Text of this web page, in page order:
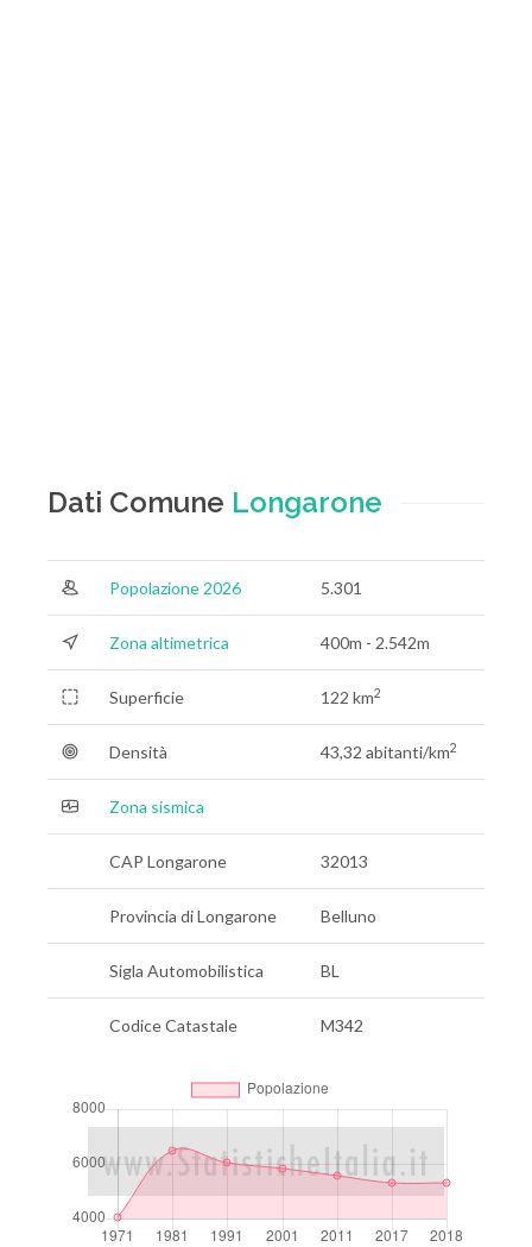
Dati Comune Longarone
Popolazione 2026 5.301
Zona altimetrica 400m - 2.542m
Superficie 122 km2
Densità 43,32 abitanti/km2
Zona sismica
CAP Longarone 32013
Provincia di Longarone Belluno
Sigla Automobilistica BL
Codice Catastale M342